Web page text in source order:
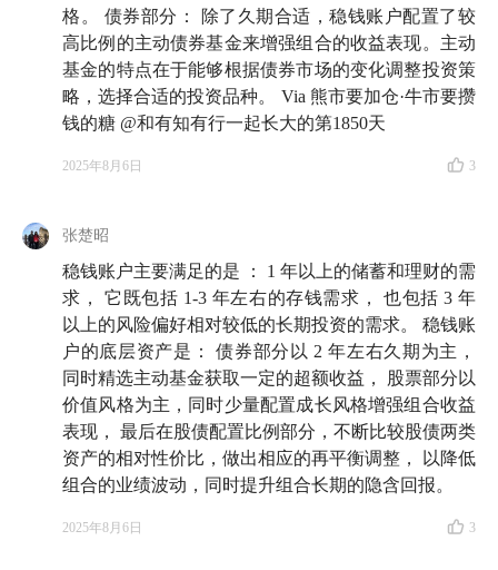
格。 债券部分： 除了久期合适，稳钱账户配置了较
高比例的主动债券基金来增强组合的收益表现。主动
基金的特点在于能够根据债券市场的变化调整投资策
略，选择合适的投资品种。 Via 熊市要加仓·牛市要攒
钱的糖 @和有知有行一起长大的第1850天
2025年8月6日 3
张楚昭
稳钱账户主要满足的是 ： 1 年以上的储蓄和理财的需
求， 它既包括 1-3 年左右的存钱需求， 也包括 3 年
以上的风险偏好相对较低的长期投资的需求。 稳钱账
户的底层资产是： 债券部分以 2 年左右久期为主，
同时精选主动基金获取一定的超额收益， 股票部分以
价值风格为主，同时少量配置成长风格增强组合收益
表现， 最后在股债配置比例部分，不断比较股债两类
资产的相对性价比，做出相应的再平衡调整， 以降低
组合的业绩波动，同时提升组合长期的隐含回报。
2025年8月6日 3